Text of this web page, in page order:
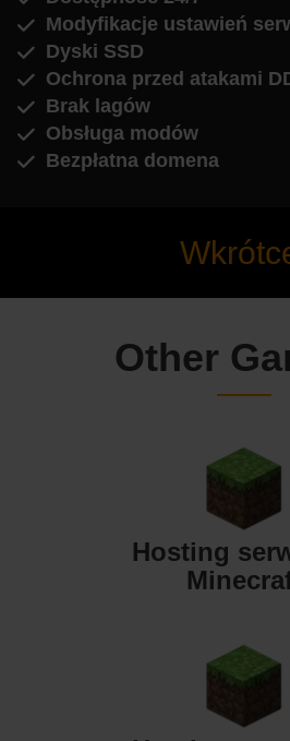
Modyfikacje ustawień
Dyski SSD
Ochrona przed atakami
Brak lagów
Obsługa modów
Bezpłatna domena
Other
Hosting